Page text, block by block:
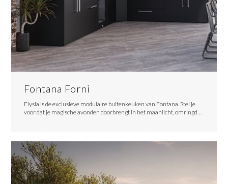
Fontana Forni
Elysia is de exclusieve modulaire buitenkeuken van Fontana. Stel je
voor dat je magische avonden doorbrengt in het maanlicht, omringd…